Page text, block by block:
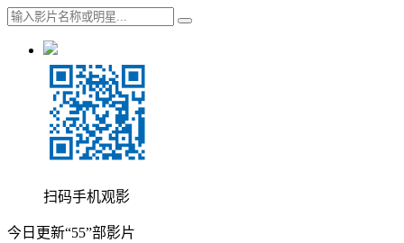
扫码手机观影
今日更新“55”部影片